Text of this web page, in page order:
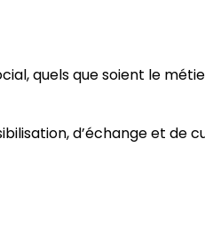
quels que soient le
d’échange et de